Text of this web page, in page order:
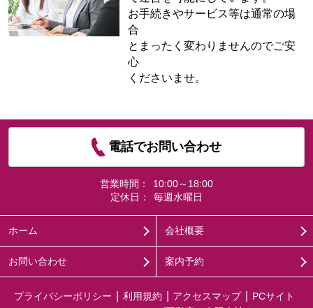
お手続きやサービス等は通常の場
合
とまったく変わりませんのでご安
心
くださいませ。
電話でお問い合わせ
営業時間：
10:00～18:00
定休日：
毎週水曜日
ホーム 会社概要
お問い合わせ 案内予約
プライバシーポリシー 利用規約 アクセスマップ
PCサイト